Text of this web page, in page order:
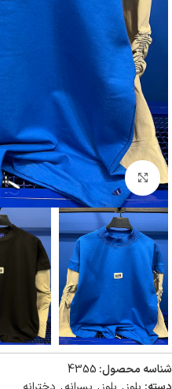
بزرگنمایی تصویر
شناسه محصول: 4355